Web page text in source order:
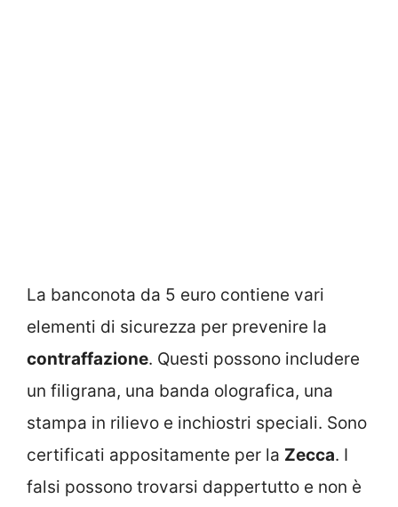
La banconota da 5 euro contiene vari
elementi di sicurezza per prevenire la
contraffazione. Questi possono includere
un filigrana, una banda olografica, una
stampa in rilievo e inchiostri speciali. Sono
certificati appositamente per la Zecca. I
falsi possono trovarsi dappertutto e non è